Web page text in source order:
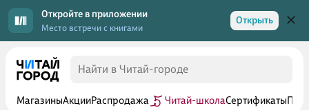
Откройте в приложении
Место встречи с книгами
Открыть
МагазиныАкцииРаспродажа Читай-школаСертификаты